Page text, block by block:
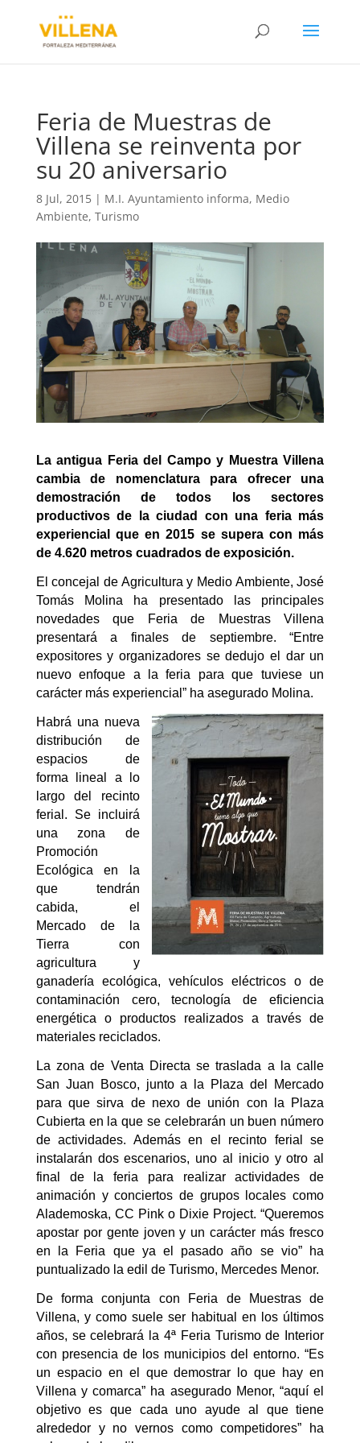
Feria de Muestras de
Villena se reinventa por
su 20 aniversario
8 Jul, 2015| M.I. Ayuntamiento informa, Medio
Ambiente, Turismo
La antigua Feria del Campo y Muestra Villena
cambia de nomenclatura para ofrecer una
demostración de todos los sectores
productivos de la ciudad con una feria más
experiencial que en 2015 se supera con más
de 4.620 metros cuadrados de exposición.
El concejal de Agricultura y Medio Ambiente, José
Tomás Molina ha presentado las principales
novedades que Feria de Muestras Villena
presentará a finales de septiembre. “Entre
expositores y organizadores se dedujo el dar un
nuevo enfoque a la feria para que tuviese un
carácter más experiencial” ha asegurado Molina.
Habrá una nueva
distribución de
espacios de
forma lineal a lo
largo del recinto
ferial. Se incluirá
una zona de
Promoción
Ecológica en la
que tendrán
cabida, el
Mercado de la
Tierra con
agricultura y
ganadería ecológica, vehículos eléctricos o de
contaminación cero, tecnología de eficiencia
energética o productos realizados a través de
materiales reciclados.
La zona de Venta Directa se traslada a la calle
San Juan Bosco, junto a la Plaza del Mercado
para que sirva de nexo de unión con la Plaza
Cubierta en la que se celebrarán un buen número
de actividades. Además en el recinto ferial se
instalarán dos escenarios, uno al inicio y otro al
final de la feria para realizar actividades de
animación y conciertos de grupos locales como
Alademoska, CC Pink o Dixie Project. “Queremos
apostar por gente joven y un carácter más fresco
en la Feria que ya el pasado año se vio” ha
puntualizado la edil de Turismo, Mercedes Menor.
De forma conjunta con Feria de Muestras de
Villena, y como suele ser habitual en los últimos
años, se celebrará la 4ª Feria Turismo de Interior
con presencia de los municipios del entorno. “Es
un espacio en el que demostrar lo que hay en
Villena y comarca” ha asegurado Menor, “aquí el
objetivo es que cada uno ayude al que tiene
alrededor y no vernos como competidores” ha